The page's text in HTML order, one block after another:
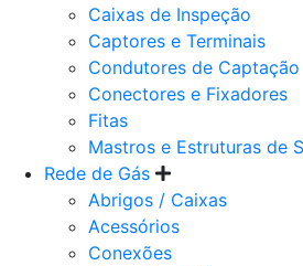
Caixas de Inspeção
Captores e Terminais
Condutores de Captação
Conectores e Fixadores
Fitas
Mastros e Estruturas de
Rede de Gás
Abrigos / Caixas
Acessórios
Conexões